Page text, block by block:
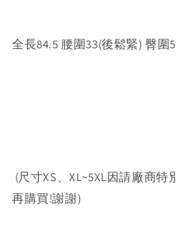
全長84.5 腰圍33(後鬆緊) 臀圍
(尺寸XS、XL~5XL因請廠商
再購買!謝謝)